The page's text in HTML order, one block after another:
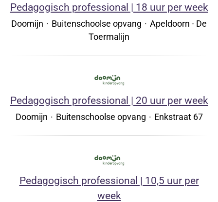
Pedagogisch professional | 18 uur per week
Doomijn · Buitenschoolse opvang · Apeldoorn - De
Toermalijn
Pedagogisch professional | 20 uur per week
Doomijn · Buitenschoolse opvang · Enkstraat 67
Pedagogisch professional | 10,5 uur per
week